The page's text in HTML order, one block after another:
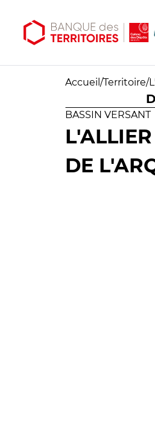
Accueil /Territoire/
BASSIN VERSANT
DE